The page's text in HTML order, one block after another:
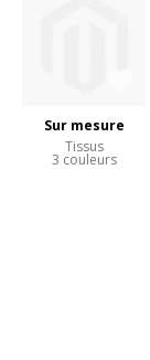
Sur mesure
Tissus
3 couleurs